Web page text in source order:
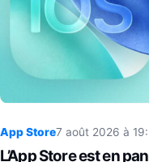
App Store7 août 2026 à
L’App Store est en